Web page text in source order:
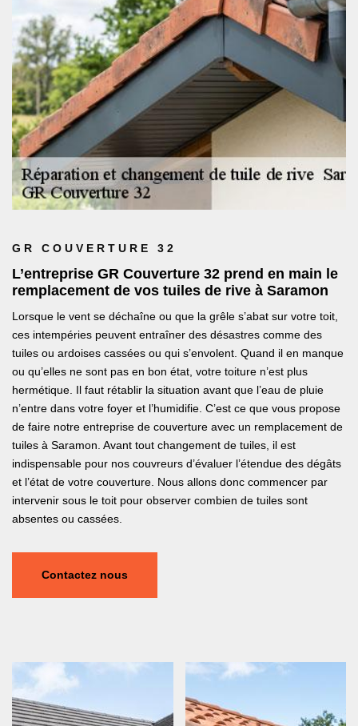
GR COUVERTURE 32
L’entreprise GR Couverture 32 prend en main le
remplacement de vos tuiles de rive à Saramon
Lorsque le vent se déchaîne ou que la grêle s’abat sur votre toit,
ces intempéries peuvent entraîner des désastres comme des
tuiles ou ardoises cassées ou qui s’envolent. Quand il en manque
ou qu’elles ne sont pas en bon état, votre toiture n’est plus
hermétique. Il faut rétablir la situation avant que l’eau de pluie
n’entre dans votre foyer et l’humidifie. C’est ce que vous propose
de faire notre entreprise de couverture avec un remplacement de
tuiles à Saramon. Avant tout changement de tuiles, il est
indispensable pour nos couvreurs d’évaluer l’étendue des dégâts
et l’état de votre couverture. Nous allons donc commencer par
intervenir sous le toit pour observer combien de tuiles sont
absentes ou cassées.
Contactez nous